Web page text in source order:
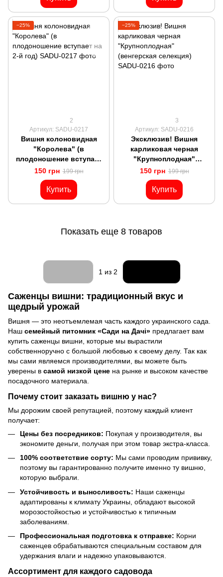
−25%
2
Артикул: SADU-0217
Вишня колоновидная
"Королева" (в
плодоношение вступает
на 2-й год)
150 грн 199 грн
Купить
−25%
3
Артикул: SADU-0216
Эксклюзив! Вишня
карликовая черная
"Крупноплодная"
(венгерская селекция)
150 грн 199 грн
Купить
Показать еще 8 товаров
1 из 2
Саженцы вишни: традиционный вкус и
щедрый урожай
Вишня — это неотъемлемая часть каждого украинского сада.
Наш семейный питомник «Сади на Дачі» предлагает вам
купить саженцы вишни, которые мы вырастили
собственноручно с большой любовью к своему делу. Так как
мы сами являемся производителями, вы можете быть
уверены в самой низкой цене на рынке и высоком качестве
посадочного материала.
Почему стоит заказать вишню у нас?
Мы дорожим своей репутацией, поэтому каждый клиент
получает:
Цены без посредников: Покупая у производителя, вы
экономите деньги, получая при этом товар экстра-класса.
100% соответствие сорту: Мы сами проводим прививку,
поэтому вы гарантированно получите именно ту вишню,
которую выбрали.
Устойчивость и выносливость: Наши саженцы
адаптированы к климату Украины, обладают высокой
морозостойкостью и устойчивостью к типичным
заболеваниям.
Профессиональная подготовка к отправке: Корни
саженцев обрабатываются специальным составом для
удержания влаги и надежно упаковываются.
Ассортимент для каждого садовода